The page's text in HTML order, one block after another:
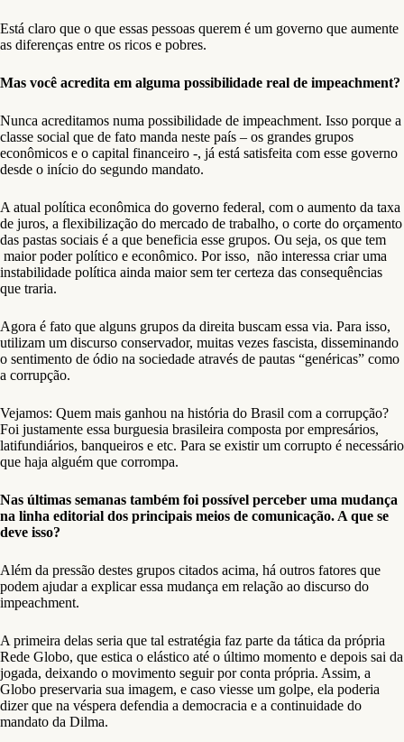
Está claro que o que essas pessoas querem é um governo que aumente
as diferenças entre os ricos e pobres.
Mas você acredita em alguma possibilidade real de impeachment?
Nunca acreditamos numa possibilidade de impeachment. Isso porque a
classe social que de fato manda neste país – os grandes grupos
econômicos e o capital financeiro -, já está satisfeita com esse governo
desde o início do segundo mandato.
A atual política econômica do governo federal, com o aumento da taxa
de juros, a flexibilização do mercado de trabalho, o corte do orçamento
das pastas sociais é a que beneficia esse grupos. Ou seja, os que tem
maior poder político e econômico. Por isso, não interessa criar uma
instabilidade política ainda maior sem ter certeza das consequências
que traria.
Agora é fato que alguns grupos da direita buscam essa via. Para isso,
utilizam um discurso conservador, muitas vezes fascista, disseminando
o sentimento de ódio na sociedade através de pautas “genéricas” como
a corrupção.
Vejamos: Quem mais ganhou na história do Brasil com a corrupção?
Foi justamente essa burguesia brasileira composta por empresários,
latifundiários, banqueiros e etc. Para se existir um corrupto é necessário
que haja alguém que corrompa.
Nas últimas semanas também foi possível perceber uma mudança
na linha editorial dos principais meios de comunicação. A que se
deve isso?
Além da pressão destes grupos citados acima, há outros fatores que
podem ajudar a explicar essa mudança em relação ao discurso do
impeachment.
A primeira delas seria que tal estratégia faz parte da tática da própria
Rede Globo, que estica o elástico até o último momento e depois sai da
jogada, deixando o movimento seguir por conta própria. Assim, a
Globo preservaria sua imagem, e caso viesse um golpe, ela poderia
dizer que na véspera defendia a democracia e a continuidade do
mandato da Dilma.